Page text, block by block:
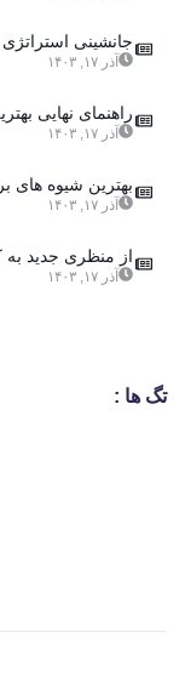
جانشینی استراتژی
آذر ۱۷, ۱۴۰۳
راهنمای نهایی
آذر ۱۷, ۱۴۰۳
بهترین شیوه های
آذر ۱۷, ۱۴۰۳
از منظری جدید به
آذر ۱۷, ۱۴۰۳
تگ ها :